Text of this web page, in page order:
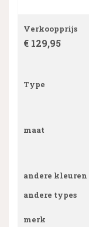
Verkoopprijs
€ 129,95
Type
maat
andere kleuren
andere types
merk